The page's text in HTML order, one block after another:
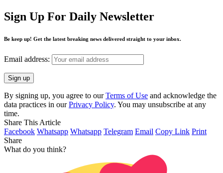
Sign Up For Daily Newsletter
Be keep up! Get the latest breaking news delivered straight to your inbox.
Email address:
By signing up, you agree to ourTerms of Use and acknowledge the
data practices in ourPrivacy Policy. You may unsubscribe at any
time.
Share This Article
Facebook Whatsapp Whatsapp Telegram Email Copy Link Print
Share
What do you think?